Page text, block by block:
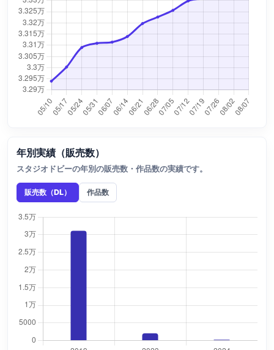
年別実績（販売数）
スタジオドビーの年別の販売数・作品数の実績です。
販売数（DL） 作品数